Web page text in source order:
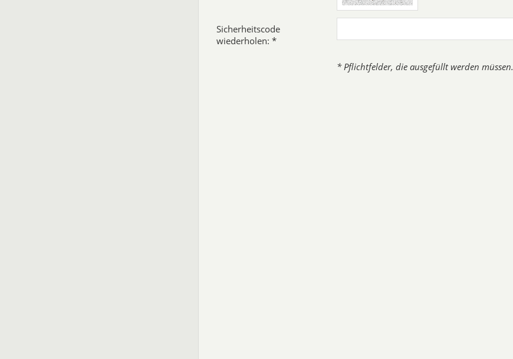
Sicherheitscode
wiederholen: *
* Pflichtfelder, die ausgefüllt werden müssen.